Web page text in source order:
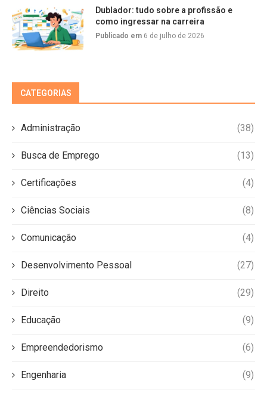
Dublador: tudo sobre a profissão e
como ingressar na carreira
Publicado em 6 de julho de 2026
CATEGORIAS
Administração (38)
Busca de Emprego (13)
Certificações (4)
Ciências Sociais (8)
Comunicação (4)
Desenvolvimento Pessoal (27)
Direito (29)
Educação (9)
Empreendedorismo (6)
Engenharia (9)